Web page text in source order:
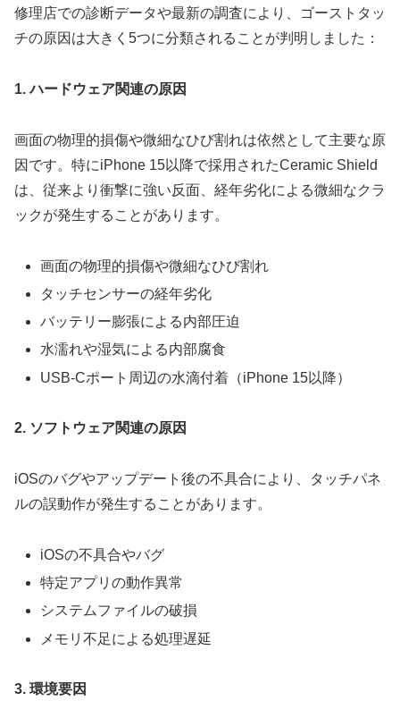
修理店での診断データや最新の調査により、ゴーストタッ
チの原因は大きく5つに分類されることが判明しました：
1. ハードウェア関連の原因
画面の物理的損傷や微細なひび割れは依然として主要な原
因です。特にiPhone 15以降で採用されたCeramic Shield
は、従来より衝撃に強い反面、経年劣化による微細なクラ
ックが発生することがあります。
画面の物理的損傷や微細なひび割れ
タッチセンサーの経年劣化
バッテリー膨張による内部圧迫
水濡れや湿気による内部腐食
USB-Cポート周辺の水滴付着（iPhone 15以降）
2. ソフトウェア関連の原因
iOSのバグやアップデート後の不具合により、タッチパネ
ルの誤動作が発生することがあります。
iOSの不具合やバグ
特定アプリの動作異常
システムファイルの破損
メモリ不足による処理遅延
3. 環境要因